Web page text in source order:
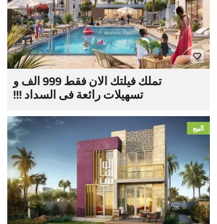
تملك فيلتك الان فقط 999 الف و
تسهيلات رائعة فى السداد !!!
البيع